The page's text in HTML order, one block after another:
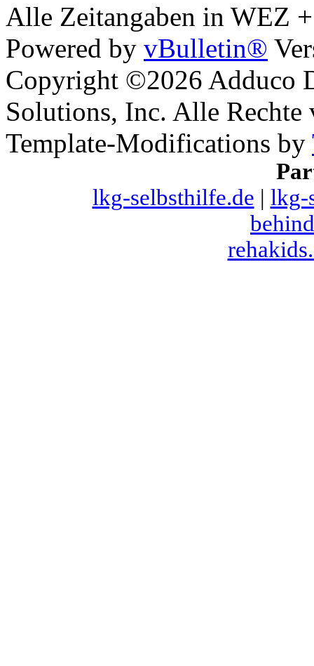
Alle Zeitangaben in WEZ
Powered by vBulletin®
Copyright ©2026 Adduco
Solutions, Inc. Alle Rechte
Template-Modifications by
lkg-selbsthilfe.de | lkg-